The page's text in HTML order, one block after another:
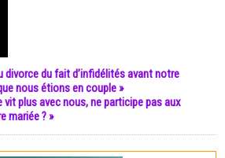
divorce du fait d’infidélités avant notre
nous étions en couple »
vit plus avec nous, ne participe pas aux
mariée ? »